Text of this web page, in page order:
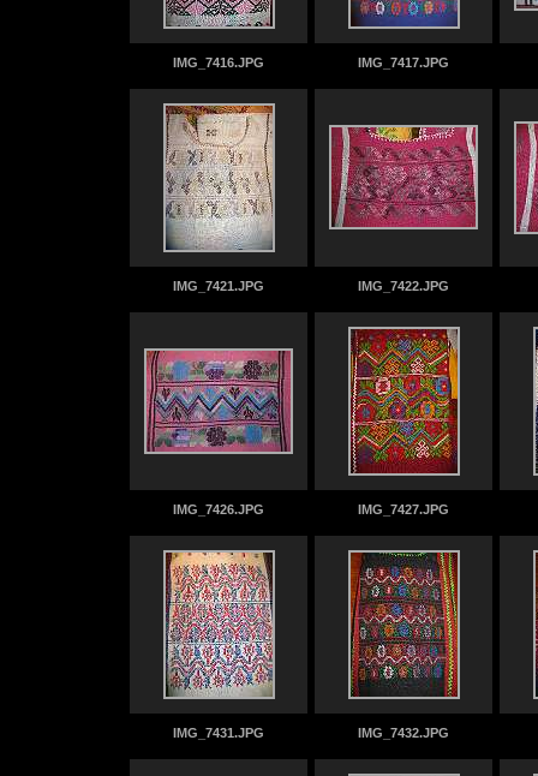
IMG_7416.JPG IMG_7417.JPG
IMG_7421.JPG IMG_7422.JPG
IMG_7426.JPG IMG_7427.JPG
IMG_7431.JPG IMG_7432.JPG